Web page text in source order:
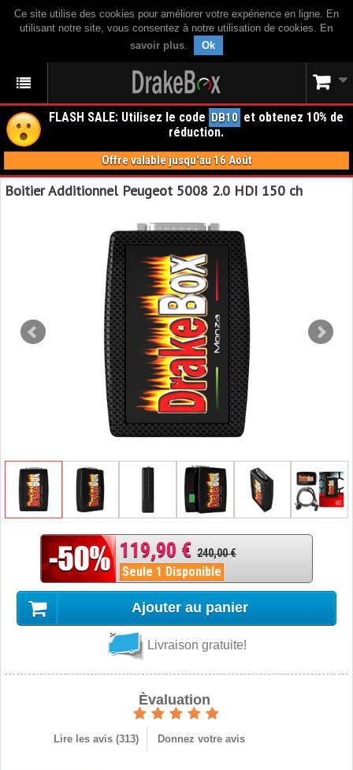
Ce site utilise des cookies pour améliorer votre expérience en ligne. En
utilisant notre site, vous consentez à notre utilisation de cookies. En
savoir plus. Ok
FLASH SALE: Utilisez le code DB10 et obtenez 10% de
réduction.
Offre valable jusqu'au 16 Août
Boitier Additionnel Peugeot 5008 2.0 HDI 150 ch
119,90 € 240,00 €
Seule 1 Disponible
Ajouter au panier
Livraison gratuite!
Èvaluation
Lire les avis (313) Donnez votre avis